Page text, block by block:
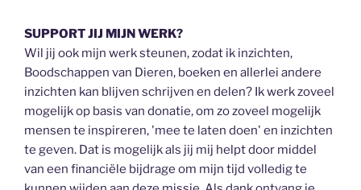
SUPPORT JIJ MIJN WERK?
Wil jij ook mijn werk steunen, zodat ik inzichten,
Boodschappen van Dieren, boeken en allerlei andere
inzichten kan blijven schrijven en delen? Ik werk zoveel
mogelijk op basis van donatie, om zo zoveel mogelijk
mensen te inspireren, 'mee te laten doen' en inzichten
te geven. Dat is mogelijk als jij mij helpt door middel
van een financiële bijdrage om mijn tijd volledig te